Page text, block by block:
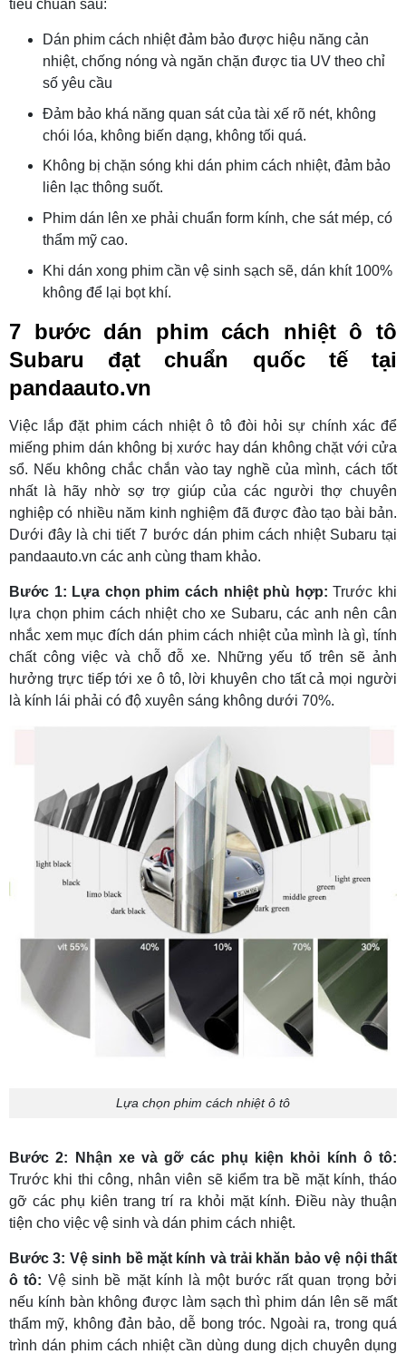
tiêu chuẩn sau:
Dán phim cách nhiệt đảm bảo được hiệu năng cản
nhiệt, chống nóng và ngăn chặn được tia UV theo chỉ
số yêu cầu
Đảm bảo khá năng quan sát của tài xế rõ nét, không
chói lóa, không biến dạng, không tối quá.
Không bị chặn sóng khi dán phim cách nhiệt, đảm bảo
liên lạc thông suốt.
Phim dán lên xe phải chuẩn form kính, che sát mép, có
thẩm mỹ cao.
Khi dán xong phim cần vệ sinh sạch sẽ, dán khít 100%
không để lại bọt khí.
7 bước dán phim cách nhiệt ô tô
Subaru đạt chuẩn quốc tế tại
pandaauto.vn
Việc lắp đặt phim cách nhiệt ô tô đòi hỏi sự chính xác để
miếng phim dán không bị xước hay dán không chặt với cửa
sổ. Nếu không chắc chắn vào tay nghề của mình, cách tốt
nhất là hãy nhờ sợ trợ giúp của các người thợ chuyên
nghiệp có nhiều năm kinh nghiệm đã được đào tạo bài bản.
Dưới đây là chi tiết 7 bước dán phim cách nhiệt Subaru tại
pandaauto.vn các anh cùng tham khảo.
Bước 1: Lựa chọn phim cách nhiệt phù hợp:Trước khi
lựa chọn phim cách nhiệt cho xe Subaru, các anh nên cân
nhắc xem mục đích dán phim cách nhiệt của mình là gì, tính
chất công việc và chỗ đỗ xe. Những yếu tố trên sẽ ảnh
hưởng trực tiếp tới xe ô tô, lời khuyên cho tất cả mọi người
là kính lái phải có độ xuyên sáng không dưới 70%.
Lựa chọn phim cách nhiệt ô tô
Bước 2: Nhận xe và gỡ các phụ kiện khỏi kính ô tô:
Trước khi thi công, nhân viên sẽ kiểm tra bề mặt kính, tháo
gỡ các phụ kiên trang trí ra khỏi mặt kính. Điều này thuận
tiện cho việc vệ sinh và dán phim cách nhiệt.
Bước 3: Vệ sinh bề mặt kính và trải khăn bảo vệ nội thất
ô tô: Vệ sinh bề mặt kính là một bước rất quan trọng bởi
nếu kính bàn không được làm sạch thì phim dán lên sẽ mất
thẩm mỹ, không đản bảo, dễ bong tróc. Ngoài ra, trong quá
trình dán phim cách nhiệt cần dùng dung dịch chuyên dụng